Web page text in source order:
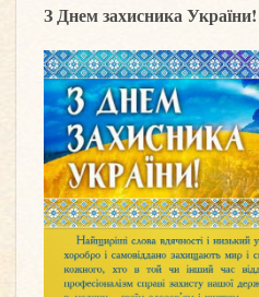
З Днем захисника України!